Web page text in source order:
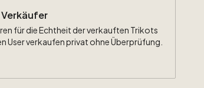
für die Echtheit der verkauften Trikots
User verkaufen privat ohne Überprüfung.